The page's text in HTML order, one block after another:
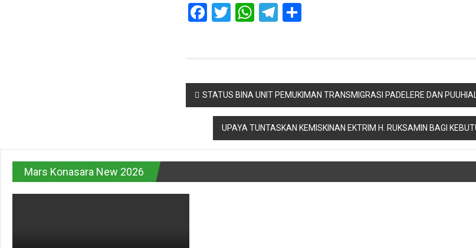
Facebook
Twitter
WhatsApp
Telegram
Share
Navigasi
pos
STATUS BINA UNIT PEMUKIMAN TRANSMIGRASI PADELERE DAN
UPAYA TUNTASKAN KEMISKINAN EKTRIM H. RUKSAMIN BAGI
Mars Konasara New 2026